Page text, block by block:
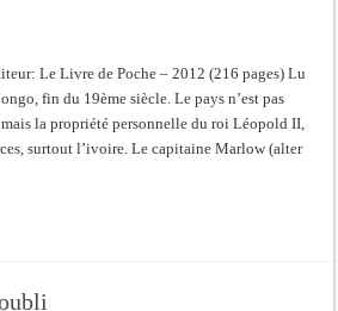
Le Livre de Poche – 2012 (216 pages) Lu
fin du 19ème siècle. Le pays n’est pas
la propriété personnelle du roi Léopold II,
surtout l’ivoire. Le capitaine Marlow (alter